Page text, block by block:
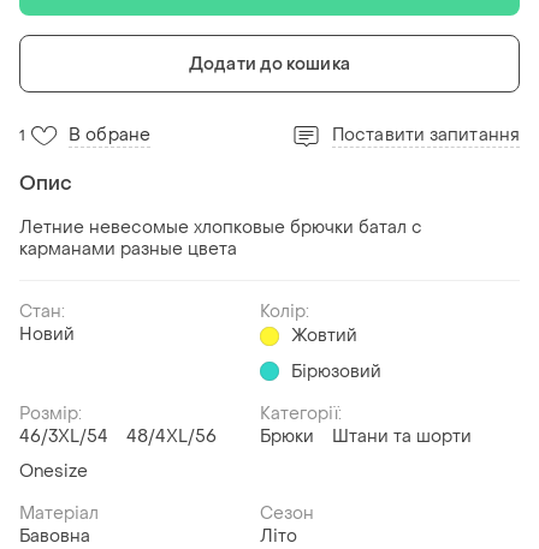
Додати до кошика
1 В обране Поставити запитання
Опис
Летние невесомые хлопковые брючки батал с
карманами разные цвета
Стан:
Новий
Колір:
Жовтий
Бірюзовий
Розмір:
46/3XL/54
48/4XL/56
Onesize
Категорії:
Брюки
Штани та шорти
Матеріал
Бавовна
Сезон
Літо